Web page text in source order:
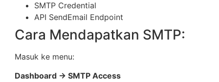
SMTP Credential
API SendEmail Endpoint
Cara Mendapatkan SMTP:
Masuk ke menu:
Dashboard → SMTP Access